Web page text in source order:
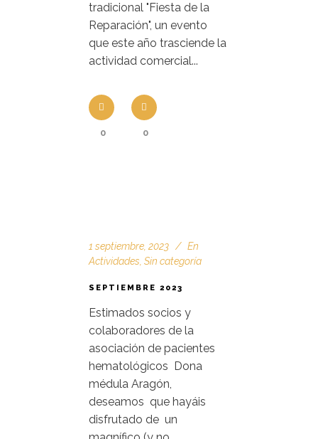
tradicional "Fiesta de la
Reparación", un evento
que este año trasciende la
actividad comercial...
0 0
1 septiembre, 2023
En
Actividades Sin categoría
SEPTIEMBRE 2023
Estimados socios y
colaboradores de la
asociación de pacientes
hematológicos Dona
médula Aragón,
deseamos que hayáis
disfrutado de un